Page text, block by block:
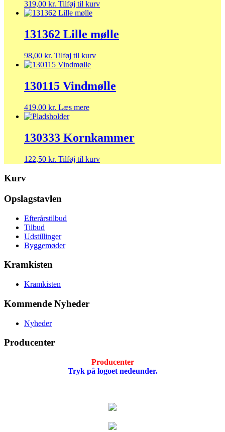
319,00 kr. Tilføj til kurv
131362 Lille mølle
98,00 kr. Tilføj til kurv
130115 Vindmølle
419,00 kr. Læs mere
130333 Kornkammer
122,50 kr. Tilføj til kurv
Kurv
Opslagstavlen
Efterårstilbud
Tilbud
Udstillinger
Byggemøder
Kramkisten
Kramkisten
Kommende Nyheder
Nyheder
Producenter
Producenter
Tryk på logoet nedeunder.